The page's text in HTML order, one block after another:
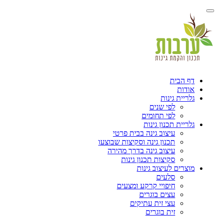
גינות
לפי שנים
לפי תחומים
תכנון גינות
עיצוב גינה בבית פרטי
תכנון גינה וסקיצות שבוצעו
עיצוב גינה בדרך מהירה
סקיצות תכנון גינות
לעיצוב גינות
חיפויי קרקע ומצעים
עצים בוגרים
עצי זית עתיקים
זית בוגרים